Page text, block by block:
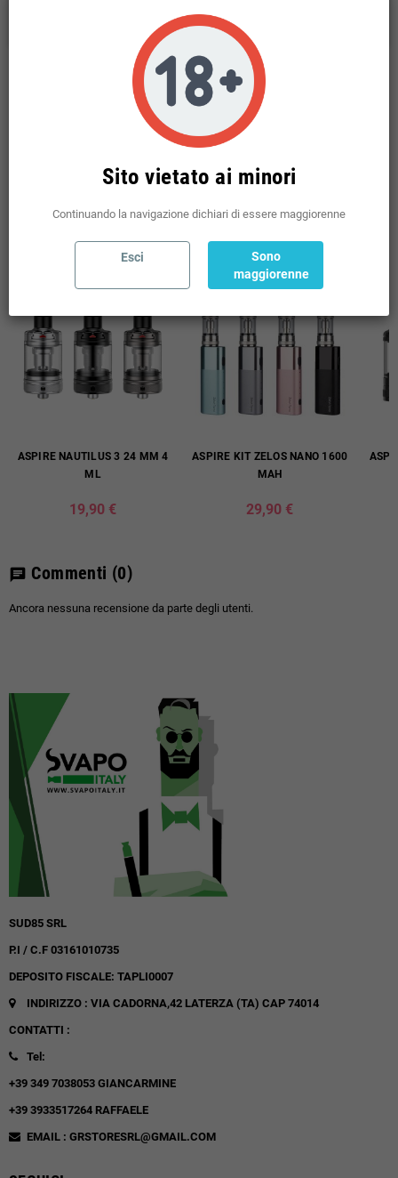
(modificale nel modulo Rassicurazioni cliente)
ASPIRE COIL BVC NAUTILUS 0.7OHM
RANGE WATT: 8 W - 23 W
Potrebbe anche piacerti
ASPIRE NAUTILUS 3 24 MM 4
ML
19,90 €
ASPIRE KIT ZELOS NANO 1600
MAH
29,90 €
chat Commenti (0)
Ancora nessuna recensione da parte degli utenti.
SUD85 SRL
P.I / C.F 03161010735
DEPOSITO FISCALE: TAPLI0007
INDIRIZZO : VIA CADORNA,42 LATERZA (TA) CAP 74014
CONTATTI :
Tel:
+39 349 7038053 GIANCARMINE
+39 3933517264 RAFFAELE
EMAIL : GRSTORESRL@GMAIL.COM
Sito vietato ai minori
Continuando la navigazione dichiari di essere maggiorenne
Esci
Sono
maggiorenne